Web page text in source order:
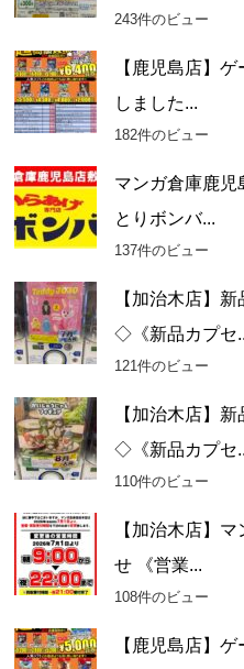
243件のビュー
【鹿児島店】
しました...
182件のビュー
マンガ倉庫鹿
とりボンバ...
137件のビュー
【加治木店】
◇《新品カプセ
121件のビュー
【加治木店】
◇《新品カプセ
110件のビュー
【加治木店】
せ 《営業...
108件のビュー
【鹿児島店】